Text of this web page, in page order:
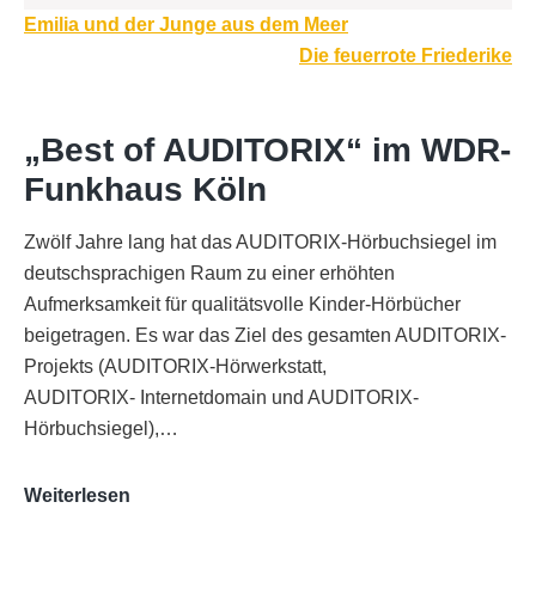
Beitragsnavigation
Emilia und der Junge aus dem Meer
Die feuerrote Friederike
„Best of AUDITORIX“ im WDR-
Funkhaus Köln
Zwölf Jahre lang hat das AUDITORIX-Hörbuchsiegel im
deutschsprachigen Raum zu einer erhöhten
Aufmerksamkeit für qualitätsvolle Kinder-Hörbücher
beigetragen. Es war das Ziel des gesamten AUDITORIX-
Projekts (AUDITORIX-Hörwerkstatt,
AUDITORIX- Internetdomain und AUDITORIX-
Hörbuchsiegel),…
Weiterlesen